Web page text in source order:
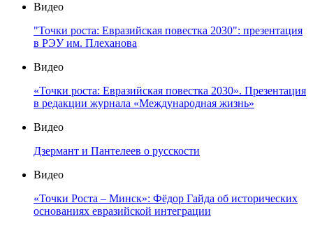
Видео
"Точки роста: Евразийская повестка 2030": презентация
в РЭУ им. Плеханова
Видео
«Точки роста: Евразийская повестка 2030». Презентация
в редакции журнала «Международная жизнь»
Видео
Дзермант и Пантелеев о русскости
Видео
«Точки Роста – Минск»: Фёдор Гайда об исторических
основаниях евразийской интеграции